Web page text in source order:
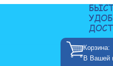
Корзина:
В Вашей